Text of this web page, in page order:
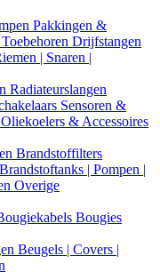
Pakkingen &
Drijfstangen
| Snaren |
Radiateurslangen
Sensoren &
Oliekoelers & Accessoires
Brandstoffilters
Brandstoftanks | Pompen |
Overige
Bougies
Beugels | Covers |